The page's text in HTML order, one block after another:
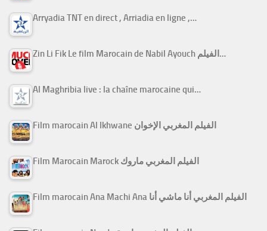
Arryadia TNT en direct , Arriadia en ligne ,…
Zin Li Fik Le film Marocain de Nabil Ayouch الفيلم…
Al Maghribia live : la chaîne marocaine qui…
Film marocain Al Ikhwane الفيلم المغربي الإخوان
Film Marocain Marock الفيلم المغربي ماروك
Film marocain Ana Machi Ana الفيلم المغربي أنا ماشي أنا